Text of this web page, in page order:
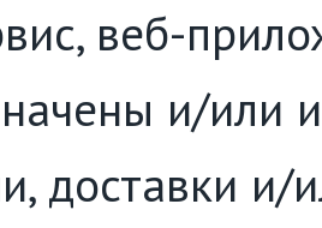
веб-
и/или
доставки и/